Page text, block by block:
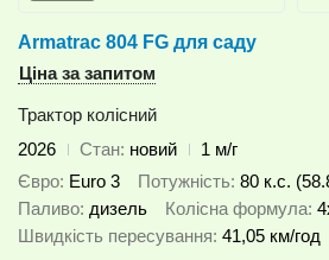
Armatrac 804 FG для саду
Ціна за запитом
Трактор колісний
2026
Стан новий
1 м/г
Євро Euro 3 Потужність 80 к.с.
Паливо дизель Колісна формула
Швидкість пересування 41,05 км/год